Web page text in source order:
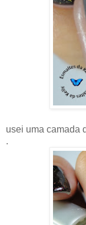
usei uma camada
.